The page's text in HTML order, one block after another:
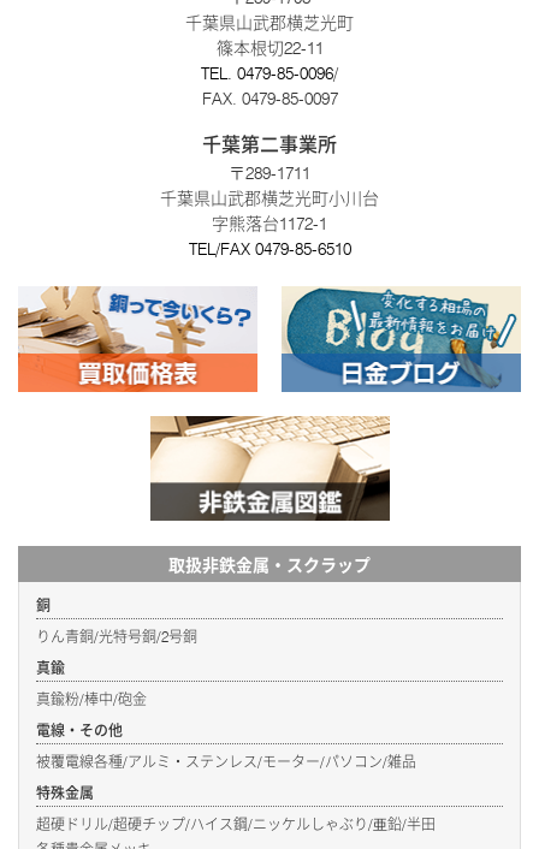
千葉県山武郡横芝光町
篠本根切22-11
TEL. 0479-85-0096/
FAX. 0479-85-0097
千葉第二事業所
〒289-1711
千葉県山武郡横芝光町小川台
字熊落台1172-1
TEL/FAX 0479-85-6510
取扱非鉄金属・スクラップ
銅
りん青銅/光特号銅/2号銅
真鍮
真鍮粉/棒中/砲金
電線・その他
被覆電線各種/アルミ・ステンレス/モーター/パソコン/雑品
特殊金属
超硬ドリル/超硬チップ/ハイス鋼/ニッケルしゃぶり/亜鉛/半田